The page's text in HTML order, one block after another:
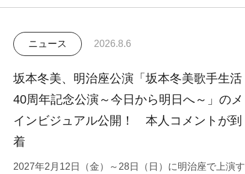
ニュース 2026.8.6
坂本冬美、明治座公演「坂本冬美歌手生活
40周年記念公演～今日から明日へ～」のメ
インビジュアル公開！ 本人コメントが到
着
2027年2月12日（金）～28日（日）に明治座で上演す